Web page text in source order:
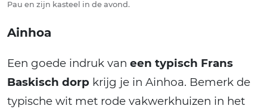
Pau en zijn kasteel in de avond.
Ainhoa
Een goede indruk van een typisch Frans
Baskisch dorp krijg je in Ainhoa. Bemerk de
typische wit met rode vakwerkhuizen in het